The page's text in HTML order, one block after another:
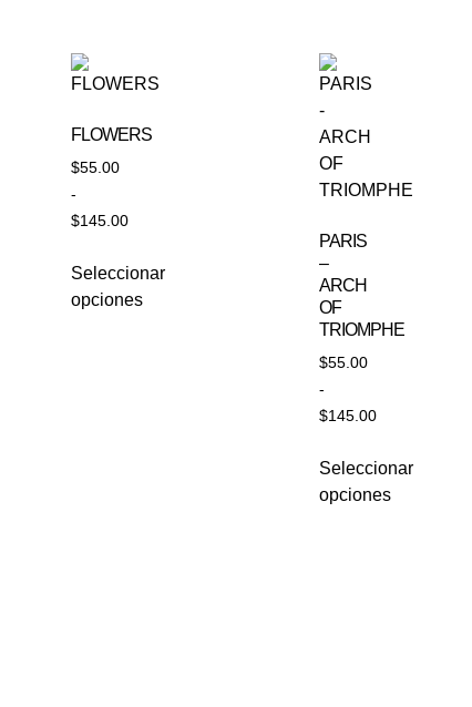
FLOWERS
$55.00
-
$145.00
Seleccionar
opciones
PARIS
–
ARCH
OF
TRIOMPHE
$55.00
-
$145.00
Seleccionar
opciones